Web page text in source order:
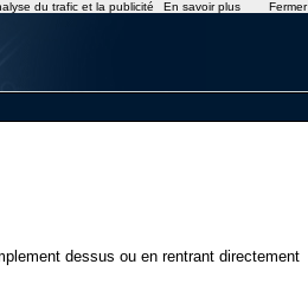
dessus ou en rentrant directement
du trafic et la publicité En savoir plus Fermer